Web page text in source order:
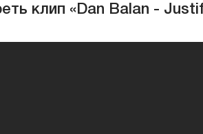
клип «Dan Balan -